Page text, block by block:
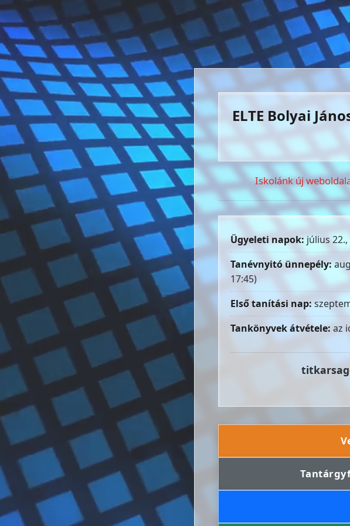
ELTE Bolyai
Iskolánk új
Ügyeleti napok:július 22.,
Tanévnyitó ünnepély:
17:45)
Első tanítási nap:
Tankönyvek átvétele: az